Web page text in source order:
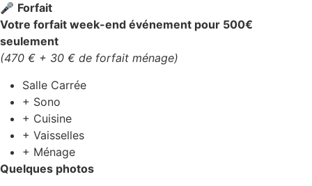
🎤 Forfait
Votre forfait week-end événement pour 500€
seulement
(470 € + 30 € de forfait ménage)
Salle Carrée
+ Sono
+ Cuisine
+ Vaisselles
+ Ménage
Quelques photos